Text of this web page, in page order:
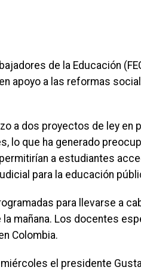
de la Educación
apoyo a las reformas
a dos proyectos de ley en
lo que ha generado
a estudiantes
para la educación
para llevarse a
mañana. Los docentes
Colombia.
el presidente